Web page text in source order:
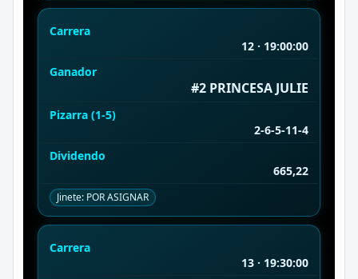
Carrera
12 · 19:00:00
Ganador
#2 PRINCESA JULIE
Pizarra (1-5)
2-6-5-11-4
Dividendo
665,22
Jinete: POR ASIGNAR
Carrera
13 · 19:30:00